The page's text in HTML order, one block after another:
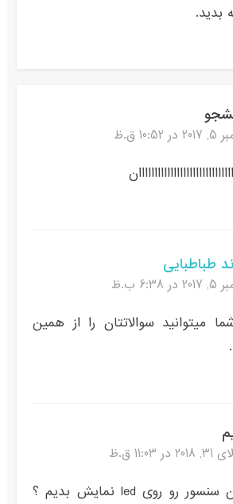
بدید.
ق.ظ
طباطبایی
ب.ظ
میتوانید سوالاتتان را از همین
11:03 ق.ظ
میشه خروجی این سنسور رو روی led نمایش بدیم ؟